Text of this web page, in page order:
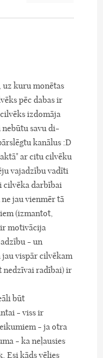
uz kuru monētas
pēc dabas ir
izdomāja
savu di-
kanālus :D
ar citu cilvēku
vajadzību vadīti
cilvēka darbībai
jau vienmēr tā
(izmantot,
motivācija
- un
vispār cilvēkam
nedzīvai radībai) ir
būt
- viss ir
- ja otra
- ka neļausies
Esi kāds vēlies